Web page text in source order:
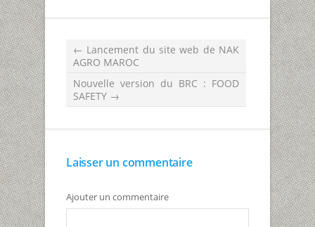
← Lancement du site web de NAK
AGRO MAROC
Nouvelle version du BRC : FOOD
SAFETY →
Laisser un commentaire
Ajouter un commentaire